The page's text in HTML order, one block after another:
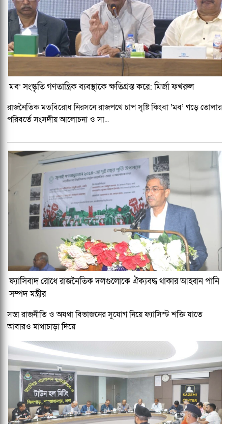
মব’ সংস্কৃতি গণতান্ত্রিক ব্যবস্থাকে ক্ষতিগ্রস্ত করে: মির্জা ফখরুল
রাজনৈতিক মতবিরোধ নিরসনে রাজপথে চাপ সৃষ্টি কিংবা ‘মব’ গড়ে তোলার
পরিবর্তে সংসদীয় আলোচনা ও সা...
ফ্যাসিবাদ রোধে রাজনৈতিক দলগুলোকে ঐক্যবদ্ধ থাকার আহ্বান পানি
সম্পদ মন্ত্রীর
সস্তা রাজনীতি ও অযথা বিভাজনের সুযোগ নিয়ে ফ্যাসিস্ট শক্তি যাতে
আবারও মাথাচাড়া দিয়ে